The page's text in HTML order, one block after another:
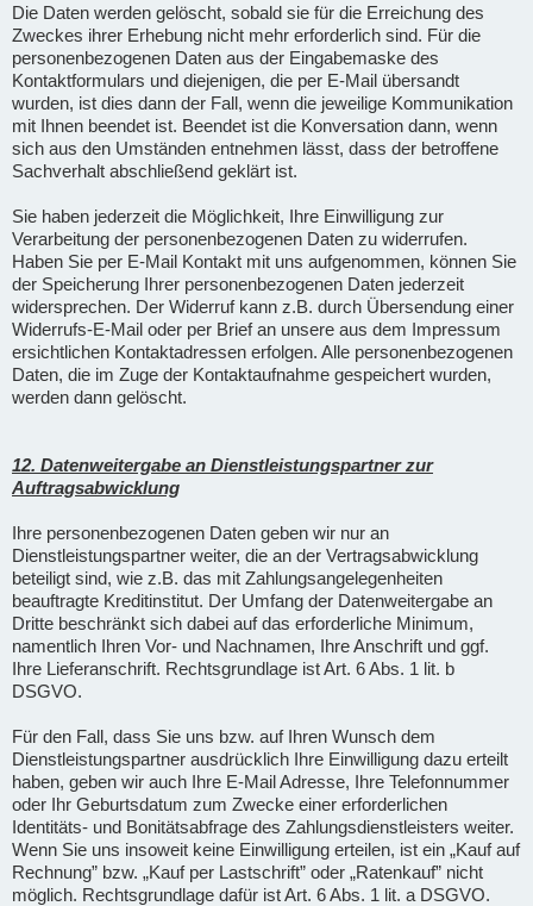
Die Daten werden gelöscht, sobald sie für die Erreichung des
Zweckes ihrer Erhebung nicht mehr erforderlich sind. Für die
personenbezogenen Daten aus der Eingabemaske des
Kontaktformulars und diejenigen, die per E-Mail übersandt
wurden, ist dies dann der Fall, wenn die jeweilige Kommunikation
mit Ihnen beendet ist. Beendet ist die Konversation dann, wenn
sich aus den Umständen entnehmen lässt, dass der betroffene
Sachverhalt abschließend geklärt ist.
Sie haben jederzeit die Möglichkeit, Ihre Einwilligung zur
Verarbeitung der personenbezogenen Daten zu widerrufen.
Haben Sie per E-Mail Kontakt mit uns aufgenommen, können Sie
der Speicherung Ihrer personenbezogenen Daten jederzeit
widersprechen. Der Widerruf kann z.B. durch Übersendung einer
Widerrufs-E-Mail oder per Brief an unsere aus dem Impressum
ersichtlichen Kontaktadressen erfolgen. Alle personenbezogenen
Daten, die im Zuge der Kontaktaufnahme gespeichert wurden,
werden dann gelöscht.
12. Datenweitergabe an Dienstleistungspartner zur
Auftragsabwicklung
Ihre personenbezogenen Daten geben wir nur an
Dienstleistungspartner weiter, die an der Vertragsabwicklung
beteiligt sind, wie z.B. das mit Zahlungsangelegenheiten
beauftragte Kreditinstitut. Der Umfang der Datenweitergabe an
Dritte beschränkt sich dabei auf das erforderliche Minimum,
namentlich Ihren Vor- und Nachnamen, Ihre Anschrift und ggf.
Ihre Lieferanschrift. Rechtsgrundlage ist Art. 6 Abs. 1 lit. b
DSGVO.
Für den Fall, dass Sie uns bzw. auf Ihren Wunsch dem
Dienstleistungspartner ausdrücklich Ihre Einwilligung dazu erteilt
haben, geben wir auch Ihre E-Mail Adresse, Ihre Telefonnummer
oder Ihr Geburtsdatum zum Zwecke einer erforderlichen
Identitäts- und Bonitätsabfrage des Zahlungsdienstleisters weiter.
Wenn Sie uns insoweit keine Einwilligung erteilen, ist ein „Kauf auf
Rechnung” bzw. „Kauf per Lastschrift” oder „Ratenkauf” nicht
möglich. Rechtsgrundlage dafür ist Art. 6 Abs. 1 lit. a DSGVO.